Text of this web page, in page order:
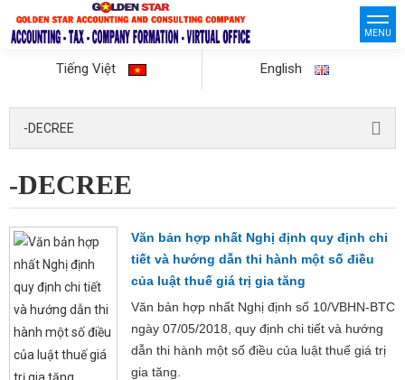
MENU
Tiếng Việt English
-DECREE
-DECREE
Văn bản hợp nhất Nghị định quy định chi
tiết và hướng dẫn thi hành một số điều
của luật thuế giá trị gia tăng
Văn bản hợp nhất Nghị định số 10/VBHN-BTC
ngày 07/05/2018, quy định chi tiết và hướng
dẫn thi hành một số điều của luật thuế giá trị
gia tăng.